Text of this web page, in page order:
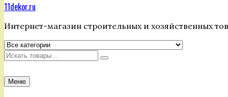
11dekor.ru
Интернет-магазин строительных и хозяйственных
Искать
Меню